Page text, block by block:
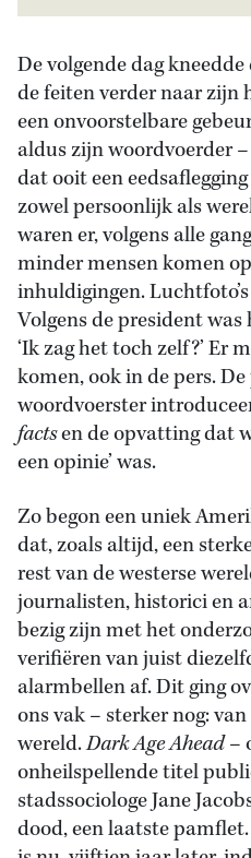
De volgende dag
de feiten verder naar zijn
een onvoorstelbare
aldus zijn woordvoerder
dat ooit een
zowel persoonlijk als
waren er, volgens alle
minder mensen komen
inhuldigingen.
Volgens de president
‘Ik zag het toch zelf?’ Er
komen, ook in de pers.
woordvoerster
factsen de opvatting dat
een opinie’ was.
Zo begon een uniek
dat, zoals altijd, een
rest van de westerse
journalisten, historici en
bezig zijn met het
verifiëren van juist
alarmbellen af. Dit ging
ons vak – sterker nog:
wereld.Dark Age Ahead–
onheilspellende titel
stadssociologe Jane
dood, een laatste